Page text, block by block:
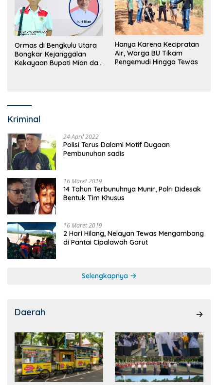
Ormas di Bengkulu Utara
Bongkar Kejanggalan
Kekayaan Bupati Mian dan
Hanya Karena Kecipratan
Air, Warga BU Tikam
Pengemudi Hingga Tewas
Kriminal
24 April 2022
Polisi Terus Dalami Motif Dugaan
Pembunuhan sadis
16 Maret 2019
14 Tahun Terbunuhnya Munir, Polri Didesak
Bentuk Tim Khusus
16 Maret 2019
2 Hari Hilang, Nelayan Tewas Mengambang
di Pantai Cipalawah Garut
Selengkapnya
Daerah